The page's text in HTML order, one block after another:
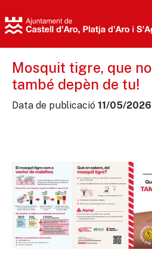
Mosquit tigre, que no
també depèn de tu!
Data de publicació 11/05/2026